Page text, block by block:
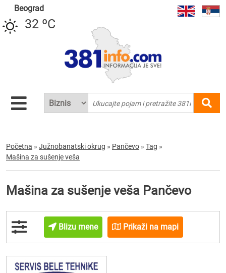
Beograd
32 ºC
Početna » Južnobanatski okrug » Pančevo » Tag »
Mašina za sušenje veša
Mašina za sušenje veša Pančevo
Blizu mene Prikaži na mapi